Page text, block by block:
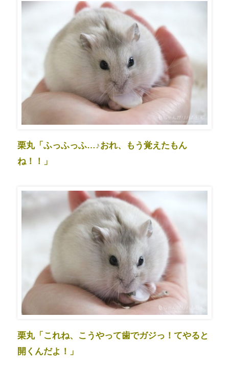
栗丸「ふっふっふ…♪おれ、もう覚えたもん
ね！！」
栗丸「これね、こうやって歯でガジっ！てやると
開くんだよ！」